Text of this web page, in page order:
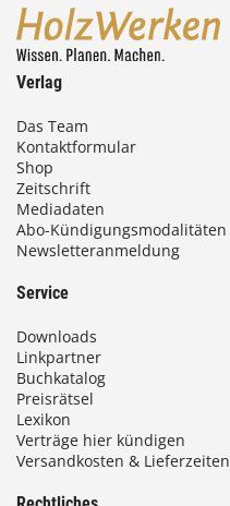
Verlag
Das Team
Kontaktformular
Shop
Zeitschrift
Mediadaten
Abo-Kündigungsmodalitäten
Newsletteranmeldung
Service
Downloads
Linkpartner
Buchkatalog
Preisrätsel
Lexikon
Verträge hier kündigen
Versandkosten & Lieferzeiten